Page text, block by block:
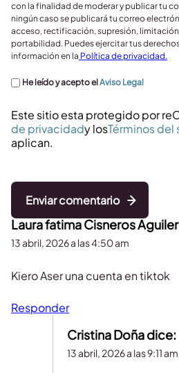
con la finalidad de moderar y publicar tu
ningún caso se publicará tu correo
acceso, rectificación, supresión,
portabilidad. Puedes ejercitar tus
información en la Política de privacidad.
He leído y acepto elAviso Legal
Este sitio esta protegido por
de privacidady losTérminos
aplican.
Enviar comentario
Laura fatima Cisneros
13 abril, 2026 a las 4:50 am
Kiero Aser una cuenta en tiktok
Responder
Cristina Doñadice:
13 abril, 2026 a las 9:11 am